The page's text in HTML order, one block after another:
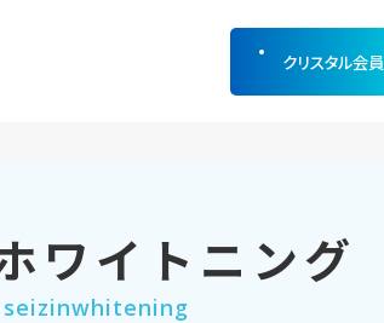
クリスタル会員
ワイトニング
seizinwhitening